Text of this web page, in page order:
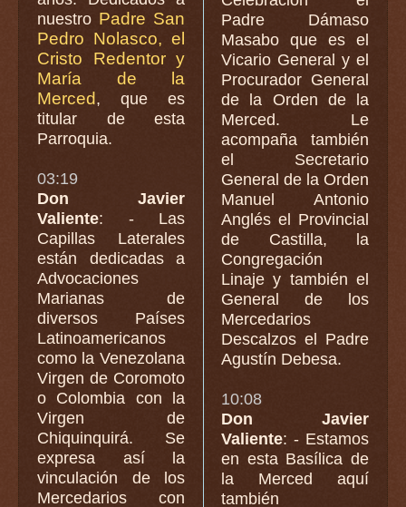
nuestro Padre San
Pedro Nolasco, el
Cristo Redentor y
María de la
Merced, que es
titular de esta
Parroquia.
03:19
Don Javier
Valiente: - Las
Capillas Laterales
están dedicadas a
Advocaciones
Marianas de
diversos Países
Latinoamericanos
como la Venezolana
Virgen de Coromoto
o Colombia con la
Virgen de
Chiquinquirá. Se
expresa así la
vinculación de los
Mercedarios con
Padre Dámaso
Masabo que es el
Vicario General y el
Procurador General
de la Orden de la
Merced. Le
acompaña también
el Secretario
General de la Orden
Manuel Antonio
Anglés el Provincial
de Castilla, la
Congregación
Linaje y también el
General de los
Mercedarios
Descalzos el Padre
Agustín Debesa.
10:08
Don Javier
Valiente: - Estamos
en esta Basílica de
la Merced aquí
también